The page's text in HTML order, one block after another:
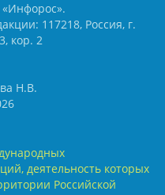
117218, Россия, г.
кор. 2
Н.В.
деятельность которых
Российской